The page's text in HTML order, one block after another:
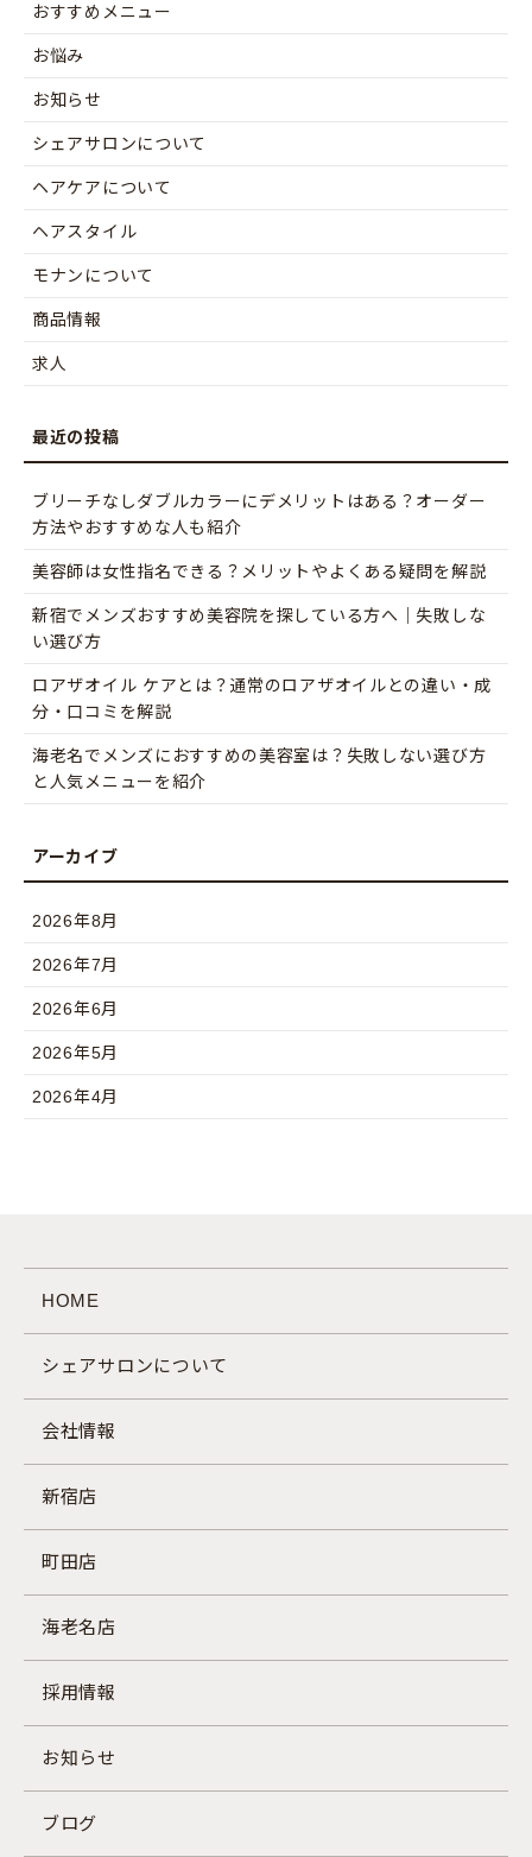
おすすめメニュー
お悩み
お知らせ
シェアサロンについて
ヘアケアについて
ヘアスタイル
モナンについて
商品情報
求人
ブリーチなしダブルカラーにデメリットはある？オーダー
方法やおすすめな人も紹介
美容師は女性指名できる？メリットやよくある疑問を解説
新宿でメンズおすすめ美容院を探している方へ｜失敗しな
い選び方
ロアザオイル ケアとは？通常のロアザオイルとの違い・成
分・口コミを解説
海老名でメンズにおすすめの美容室は？失敗しない選び方
と人気メニューを紹介
2026年8月
2026年7月
2026年6月
2026年5月
2026年4月
HOME
シェアサロンについて
会社情報
新宿店
町田店
海老名店
採用情報
お知らせ
ブログ